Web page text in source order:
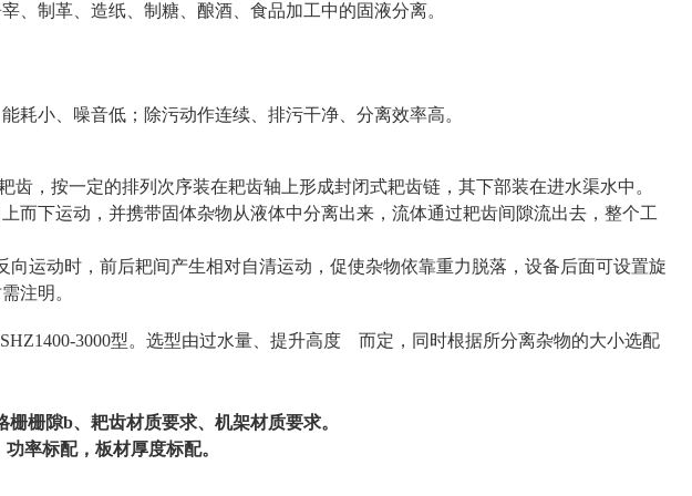
、制革、造纸、制糖、酿酒、食品加工中的固液分离。
耗小、噪音低；除污动作连续、排污干净、分离效率高。
，按一定的排列次序装在耙齿轴上形成封闭式耙齿链，其下部装在进水渠水中。
而下运动，并携带固体杂物从液体中分离出来，流体通过耙齿间隙流出去，整个工
运动时，前后耙间产生相对自清运动，促使杂物依靠重力脱落，设备后面可设置旋
注明。
3000型。选型由过水量、提升高度 而定，同时根据所分离杂物的大小选配
栅隙b、耙齿材质要求、机架材质要求。
率标配，板材厚度标配。